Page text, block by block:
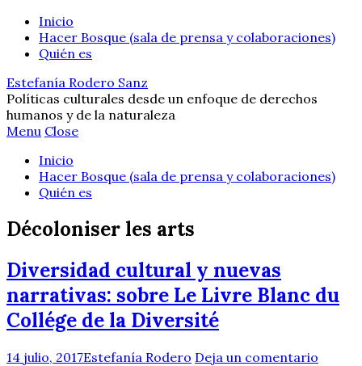
Inicio
Hacer Bosque (sala de prensa y colaboraciones)
Quién es
Estefanía Rodero Sanz
Políticas culturales desde un enfoque de derechos
humanos y de la naturaleza
Menu Close
Inicio
Hacer Bosque (sala de prensa y colaboraciones)
Quién es
Décoloniser les arts
Diversidad cultural y nuevas
narrativas: sobre Le Livre Blanc du
Collége de la Diversité
14 julio, 2017Estefanía Rodero Deja un comentario